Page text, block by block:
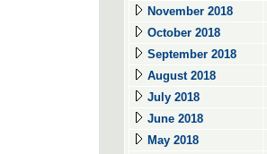
November 2018
October 2018
September 2018
August 2018
July 2018
June 2018
May 2018